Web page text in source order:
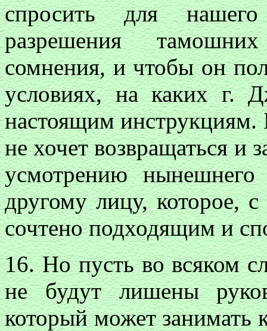
спросить для
разрешения
сомнения, и чтобы он
условиях, на каких г.
настоящим
не хочет возвращаться и
усмотрению нынешнего
другому лицу, которое,
сочтено подходящим и
16. Но пусть во всяком
не будут лишены
который может занимать